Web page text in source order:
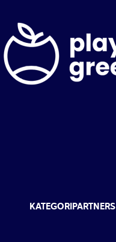
KATEGORIPARTNERS